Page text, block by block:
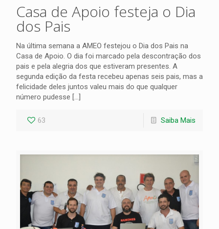
Casa de Apoio festeja o Dia
dos Pais
Na última semana a AMEO festejou o Dia dos Pais na
Casa de Apoio. O dia foi marcado pela descontração dos
pais e pela alegria dos que estiveram presentes. A
segunda edição da festa recebeu apenas seis pais, mas a
felicidade deles juntos valeu mais do que qualquer
número pudesse […]
63 Saiba Mais